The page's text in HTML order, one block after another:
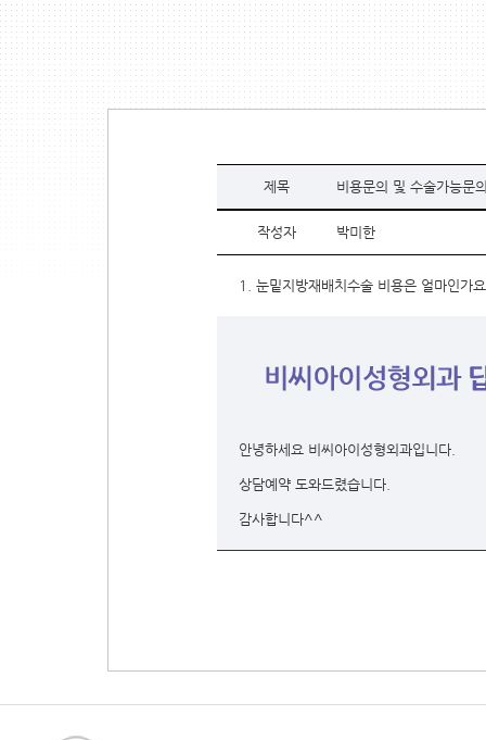
제목 비용문의 및 수술가능문
작성자 박미한
1. 눈밑지방재배치수술 비용은 얼마인가
안녕하세요 비씨아이성형외과입니다.
상담예약 도와드렸습니다.
감사합니다^^